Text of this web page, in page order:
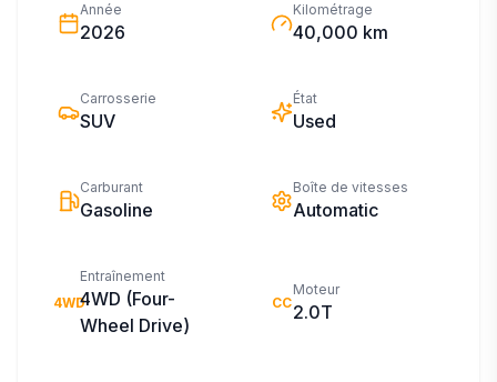
Année
2026
Kilométrage
40,000 km
Carrosserie
SUV
État
Used
Carburant
Gasoline
Boîte de vitesses
Automatic
4WD
Entraînement
4WD (Four-
Wheel Drive)
CC
Moteur
2.0T